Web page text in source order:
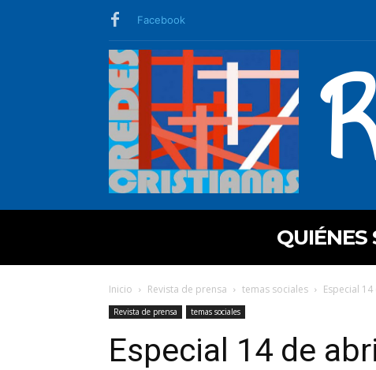
Facebook
QUIÉNES
Inicio Revista de prensa temas sociales Especial
Revista de prensa temas sociales
Especial 14 de